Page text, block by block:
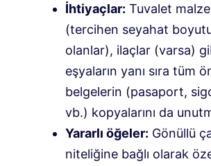
İhtiyaçlar: Tuvalet
(tercihen seyahat
olanlar), ilaçlar (varsa)
eşyaların yanı sıra tüm
belgelerin (pasaport,
vb.) kopyalarını da
Yararlı öğeler: Gönüllü
niteliğine bağlı olarak